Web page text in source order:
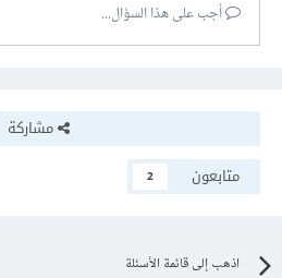
أجب على هذا السؤال...
مشاركة
متابعون
2
اذهب إلى قائمة الأسئلة